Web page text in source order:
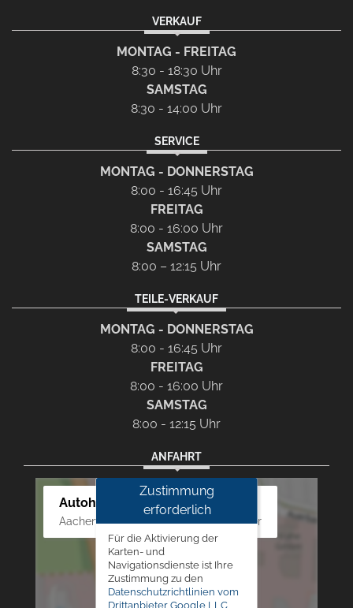
VERKAUF
MONTAG - FREITAG
8:30 - 18:30 Uhr
SAMSTAG
8:30 - 14:00 Uhr
SERVICE
MONTAG - DONNERSTAG
8:00 - 16:45 Uhr
FREITAG
8:00 - 16:00 Uhr
SAMSTAG
8:00 – 12:15 Uhr
TEILE-VERKAUF
MONTAG - DONNERSTAG
8:00 - 16:45 Uhr
FREITAG
8:00 - 16:00 Uhr
SAMSTAG
8:00 - 12:15 Uhr
ANFAHRT
Autohaus Westphal
Aachener Str. 84 - 88, 52249 Eschweiler
Zustimmung
erforderlich
Für die Aktivierung der
Karten- und
Navigationsdienste ist Ihre
Zustimmung zu den
Datenschutzrichtlinien vom
Drittanbieter Google LLC